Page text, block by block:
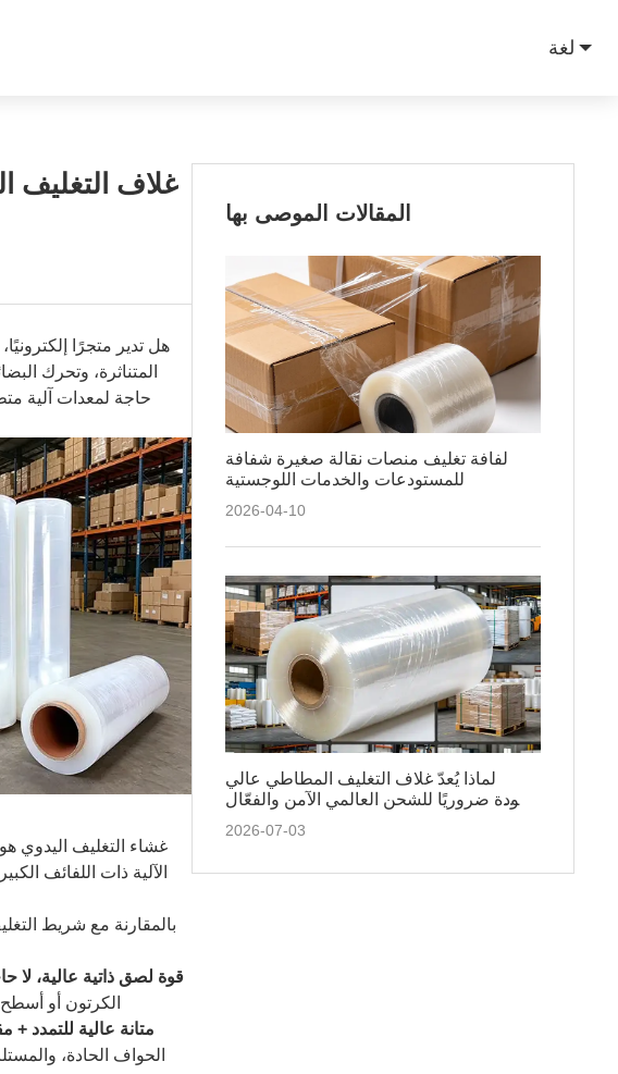
لغة
غلاف التغليف
هل تدير متجرًا
المتناثرة، وتحرك
حاجة لمعدات آلية
غشاء التغليف اليدوي
الآلية ذات اللفائف
بالمقارنة مع شريط
قوة لصق ذاتية عالية، لا
الكرتون أو
متانة عالية للتمدد +
الحواف الحادة،
المقالات الموصى بها
لفافة تغليف منصات نقالة صغيرة شفافة
للمستودعات والخدمات اللوجستية
2026-04-10
لماذا يُعدّ غلاف التغليف المطاطي عالي
الجودة ضروريًا للشحن العالمي الآمن والفعّال
2026-07-03